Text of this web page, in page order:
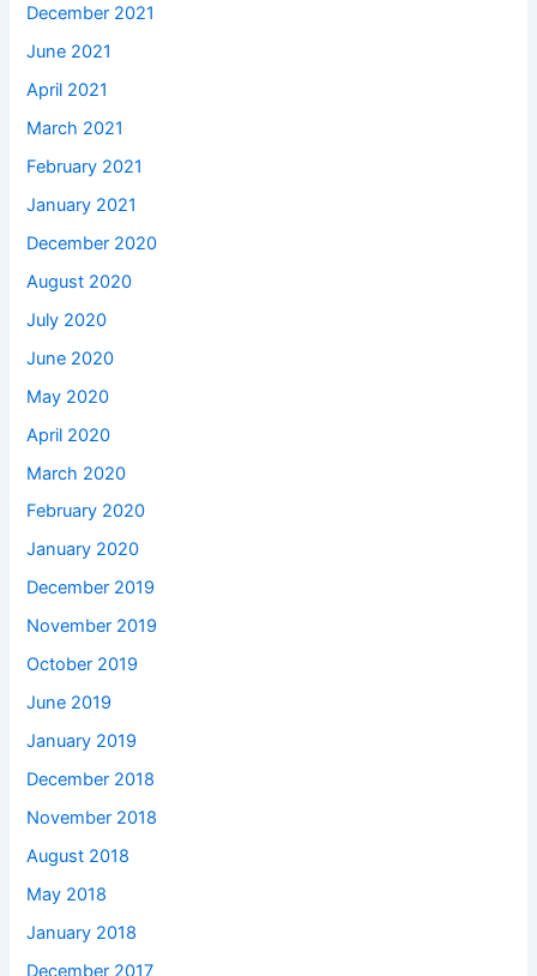
December 2021
June 2021
April 2021
March 2021
February 2021
January 2021
December 2020
August 2020
July 2020
June 2020
May 2020
April 2020
March 2020
February 2020
January 2020
December 2019
November 2019
October 2019
June 2019
January 2019
December 2018
November 2018
August 2018
May 2018
January 2018
December 2017